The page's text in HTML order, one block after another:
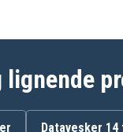
lignende
Datavesker